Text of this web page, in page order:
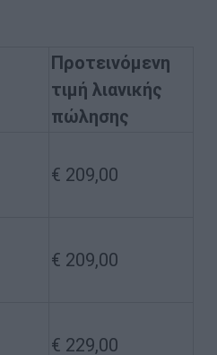
Προτεινόμενη
τιμή λιανικής
πώλησης
€ 209,00
€ 209,00
€ 229,00